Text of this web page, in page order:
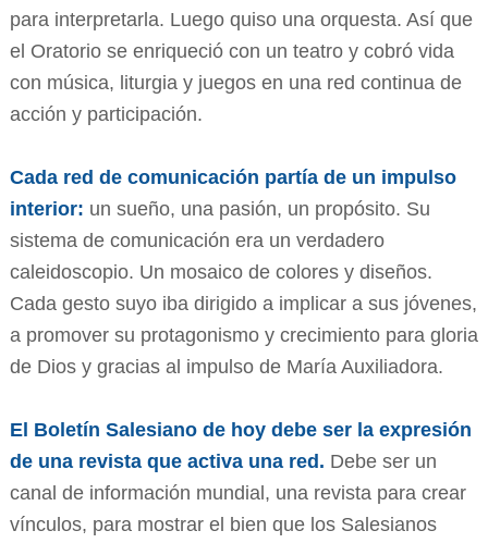
para interpretarla. Luego quiso una orquesta. Así que
el Oratorio se enriqueció con un teatro y cobró vida
con música, liturgia y juegos en una red continua de
acción y participación.
Cada red de comunicación partía de un impulso
interior: un sueño, una pasión, un propósito. Su
sistema de comunicación era un verdadero
caleidoscopio. Un mosaico de colores y diseños.
Cada gesto suyo iba dirigido a implicar a sus jóvenes,
a promover su protagonismo y crecimiento para gloria
de Dios y gracias al impulso de María Auxiliadora.
El Boletín Salesiano de hoy debe ser la expresión
de una revista que activa una red. Debe ser un
canal de información mundial, una revista para crear
vínculos, para mostrar el bien que los Salesianos